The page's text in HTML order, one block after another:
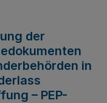
der
in
– PEP-